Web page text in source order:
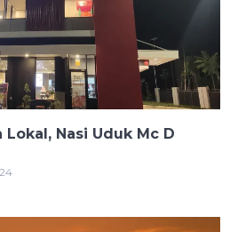
Nasi Uduk Mc D